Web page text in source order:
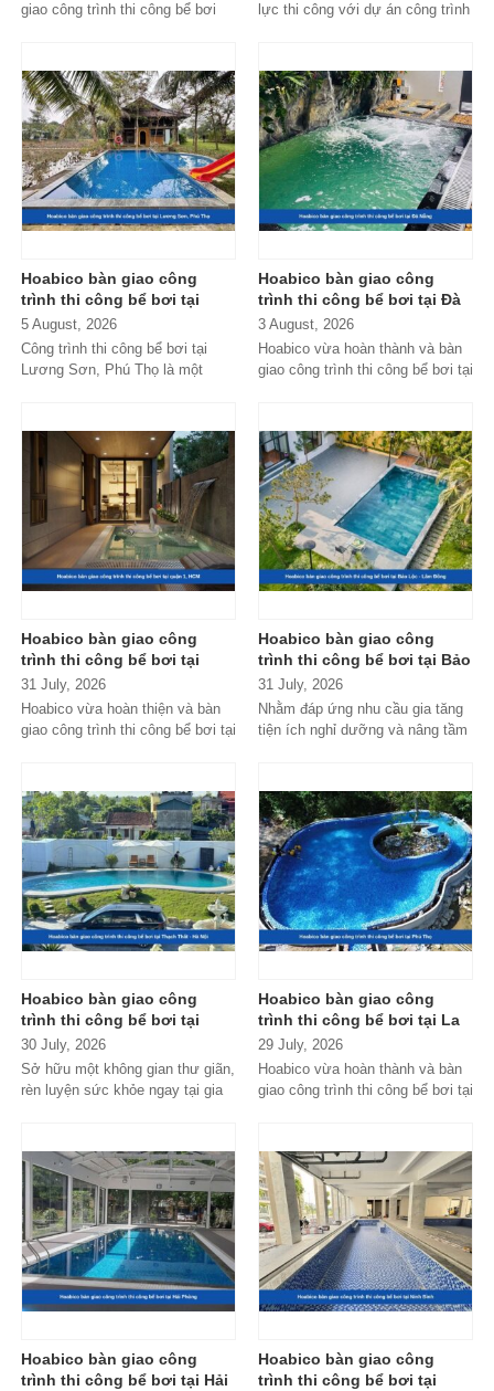
giao công trình thi công bể bơi
lực thi công với dự án công trình
Hoabico bàn giao công
trình thi công bể bơi tại
Lương Sơn, Phú Thọ
5 August, 2026
Công trình thi công bể bơi tại
Lương Sơn, Phú Thọ là một
Hoabico bàn giao công
trình thi công bể bơi tại Đà
Nẵng
3 August, 2026
Hoabico vừa hoàn thành và bàn
giao công trình thi công bể bơi tại
Hoabico bàn giao công
trình thi công bể bơi tại
quận 1, HCM
31 July, 2026
Hoabico vừa hoàn thiện và bàn
giao công trình thi công bể bơi tại
Hoabico bàn giao công
trình thi công bể bơi tại Bảo
Lộc - Lâm Đồng
31 July, 2026
Nhằm đáp ứng nhu cầu gia tăng
tiện ích nghỉ dưỡng và nâng tầm
Hoabico bàn giao công
trình thi công bể bơi tại
Thạch Thất - Hà Nội
30 July, 2026
Sở hữu một không gian thư giãn,
rèn luyện sức khỏe ngay tại gia
Hoabico bàn giao công
trình thi công bể bơi tại La
Phủ - Phú Thọ
29 July, 2026
Hoabico vừa hoàn thành và bàn
giao công trình thi công bể bơi tại
Hoabico bàn giao công
trình thi công bể bơi tại Hải
Hoabico bàn giao công
trình thi công bể bơi tại